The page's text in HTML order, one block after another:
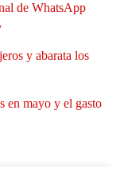
de WhatsApp
y abarata los
en mayo y el gasto